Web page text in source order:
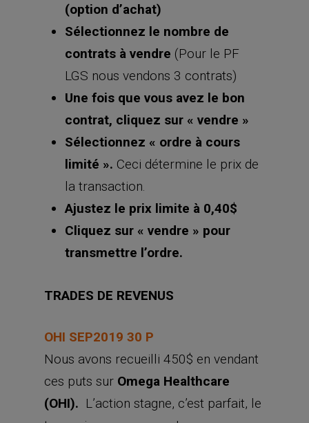
(option d’achat)
Sélectionnez le nombre de
contrats à vendre (Pour le PF
LGS nous vendons 3 contrats)
Une fois que vous avez le bon
contrat, cliquez sur « vendre »
Sélectionnez « ordre à cours
limité ». Ceci détermine le prix de
la transaction.
Ajustez le prix limite à 0,40$
Cliquez sur « vendre » pour
transmettre l’ordre.
TRADES DE REVENUS
OHI SEP2019 30 P
Nous avons recueilli 450$ en vendant
ces puts sur Omega Healthcare
(OHI). L’action stagne, c’est parfait, le